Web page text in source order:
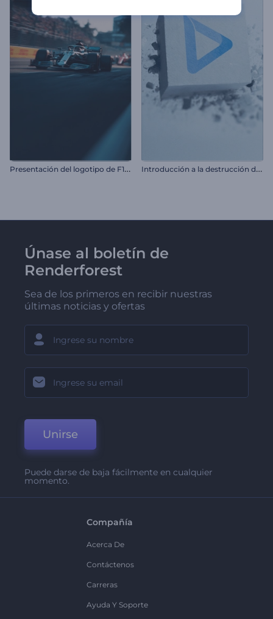
P
resentación del logotipo de F1 Racing I
ntroducción a la destrucción de bloques de piedra
Únase al boletín de
Renderforest
Sea de los primeros en recibir nuestras
últimas noticias y ofertas
Unirse
Puede darse de baja fácilmente en cualquier
momento.
Compañía
Acerca De
Contáctenos
Carreras
Ayuda Y Soporte